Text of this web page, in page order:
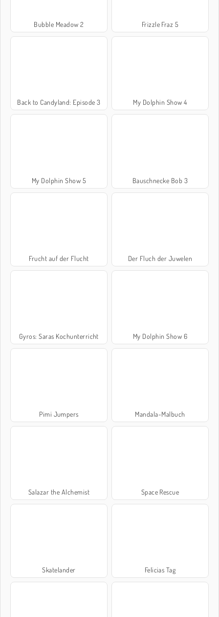
Bubble Meadow 2 Frizzle Fraz 5
Back to Candyland: Episode 3 My Dolphin Show 4
My Dolphin Show 5 Bauschnecke Bob 3
Frucht auf der Flucht Der Fluch der Juwelen
Gyros: Saras Kochunterricht My Dolphin Show 6
Pimi Jumpers Mandala-Malbuch
Salazar the Alchemist Space Rescue
Skatelander Felicias Tag